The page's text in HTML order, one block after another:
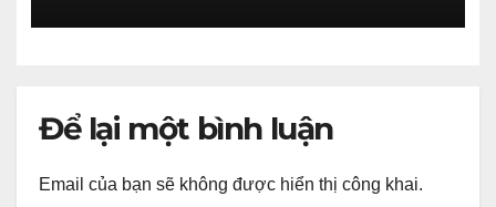
Để lại một bình luận
Email của bạn sẽ không được hiển thị công khai.